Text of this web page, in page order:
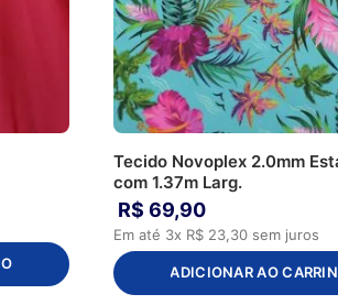
Tecido Novoplex 2.0mm
com 1.37m Larg.
R$ 69,90
Em até 3x R$ 23,30sem juros
ADICIONAR AO